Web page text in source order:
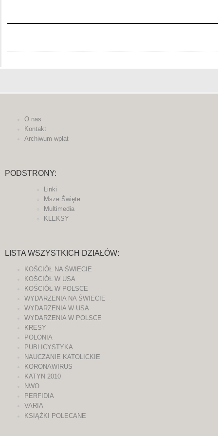
O nas
Kontakt
Archiwum wpłat
PODSTRONY:
Linki
Msze Święte
Multimedia
KLEKSY
LISTA WSZYSTKICH DZIAŁÓW:
KOŚCIÓŁ NA ŚWIECIE
KOŚCIÓŁ W USA
KOŚCIÓŁ W POLSCE
WYDARZENIA NA ŚWIECIE
WYDARZENIA W USA
WYDARZENIA W POLSCE
KRESY
POLONIA
PUBLICYSTYKA
NAUCZANIE KATOLICKIE
KORONAWIRUS
KATYN 2010
NWO
PERFIDIA
VARIA
KSIĄŻKI POLECANE